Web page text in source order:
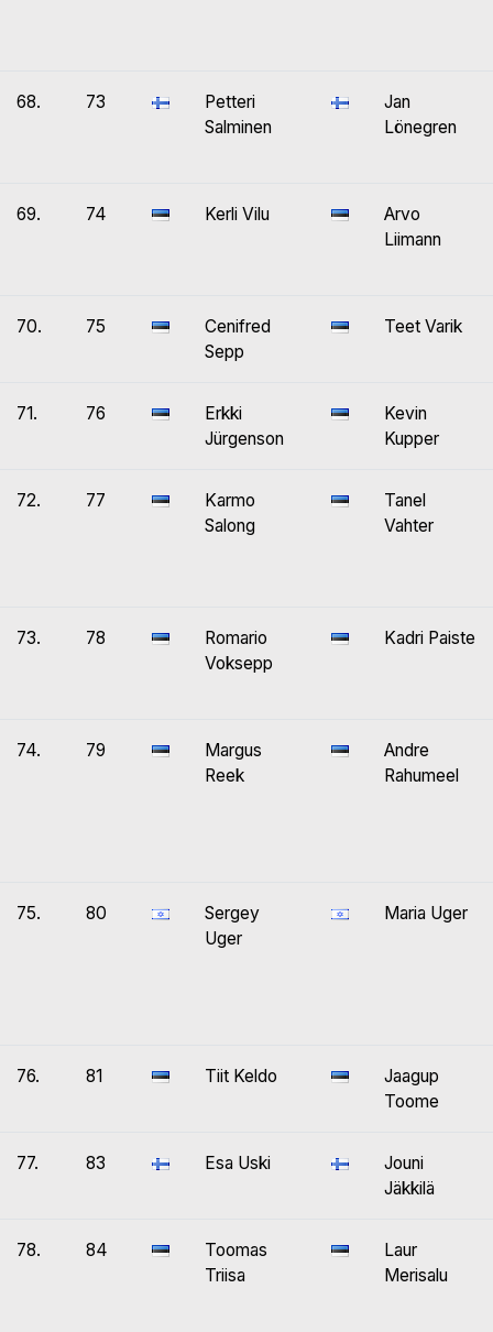
68. 73
Petteri
Salminen
Jan
Lönegren
69. 74 Kerli Vilu
Arvo
Liimann
70. 75
Cenifred
Sepp
Teet Varik
71. 76
Erkki
Jürgenson
Kevin
Kupper
72. 77
Karmo
Salong
Tanel
Vahter
73. 78
Romario
Voksepp
Kadri Paiste
74. 79
Margus
Reek
Andre
Rahumeel
75. 80
Sergey
Uger
Maria Uger
76. 81 Tiit Keldo
Jaagup
Toome
77. 83 Esa Uski
Jouni
Jäkkilä
78. 84
Toomas
Triisa
Laur
Merisalu